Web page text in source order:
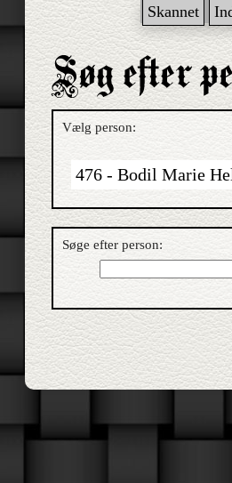
Skannet
Vælg person:
476 - Bodil Marie
Søge efter person: